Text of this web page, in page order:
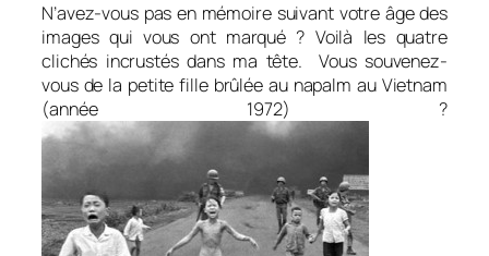
N’avez-vous pas en mémoire suivant votre âge des
images qui vous ont marqué ? Voilà les quatre
clichés incrustés dans ma tête. Vous souvenez-
vous de la petite fille brûlée au napalm au Vietnam
(année 1972) ?